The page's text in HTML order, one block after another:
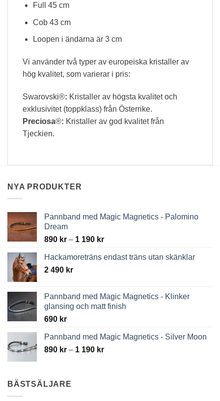
Full 45 cm
Cob 43 cm
Loopen i ändarna är 3 cm
Vi använder två typer av europeiska kristaller av
hög kvalitet, som varierar i pris:
Swarovski®: Kristaller av högsta kvalitet och
exklusivitet (toppklass) från Österrike.
Preciosa®: Kristaller av god kvalitet från
Tjeckien.
NYA PRODUKTER
Pannband med Magic Magnetics - Palomino
Dream
890 kr – 1 190 krPrice
890 kr
Hackamoreträns endast träns utan skänklar
2 490 kr
Pannband med Magic Magnetics - Klinker
glansing och matt finish
690 kr
Pannband med Magic Magnetics - Silver Moon
890 kr – 1 190 krPrice
BÄSTSÄLJARE